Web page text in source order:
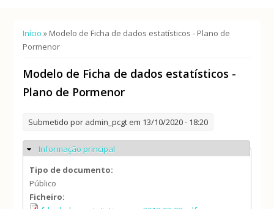
Está aqui
Início » Modelo de Ficha de dados estatísticos - Plano de
Pormenor
Modelo de Ficha de dados estatísticos -
Plano de Pormenor
Submetido por admin_pcgt em 13/10/2020 - 18:20
Ocultar
Informação principal
Tipo de documento:
Público
Ficheiro: